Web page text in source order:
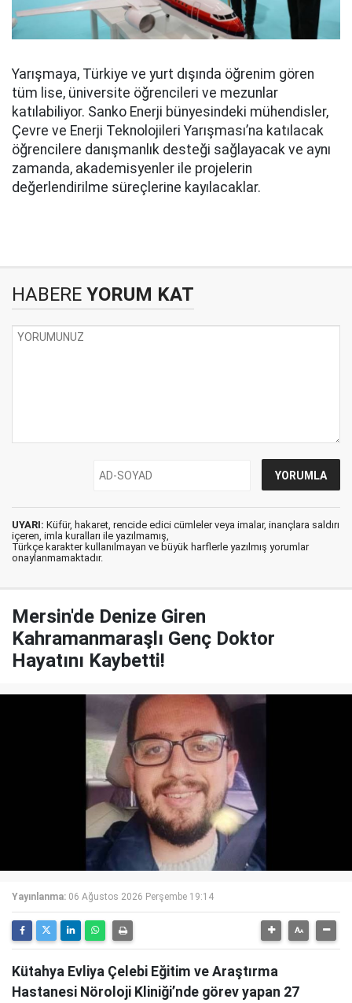
Yarışmaya, Türkiye ve yurt dışında öğrenim gören
tüm lise, üniversite öğrencileri ve mezunlar
katılabiliyor. Sanko Enerji bünyesindeki mühendisler,
Çevre ve Enerji Teknolojileri Yarışması’na katılacak
öğrencilere danışmanlık desteği sağlayacak ve aynı
zamanda, akademisyenler ile projelerin
değerlendirilme süreçlerine kayılacaklar.
HABERE YORUM KAT
UYARI: Küfür, hakaret, rencide edici cümleler veya imalar, inançlara saldırı
içeren, imla kuralları ile yazılmamış,
Türkçe karakter kullanılmayan ve büyük harflerle yazılmış yorumlar
onaylanmamaktadır.
Mersin'de Denize Giren
Kahramanmaraşlı Genç Doktor
Hayatını Kaybetti!
Yayınlanma: 06 Ağustos 2026 Perşembe 19:14
Kütahya Evliya Çelebi Eğitim ve Araştırma
Hastanesi Nöroloji Kliniği’nde görev yapan 27